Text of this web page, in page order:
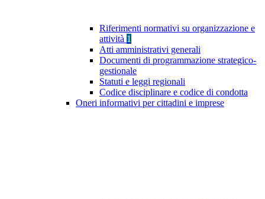
Riferimenti normativi su organizzazione e
attività 1
Atti amministrativi generali
Documenti di programmazione strategico-
gestionale
Statuti e leggi regionali
Codice disciplinare e codice di condotta
Oneri informativi per cittadini e imprese